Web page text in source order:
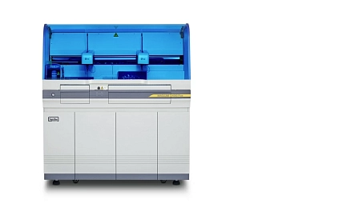
Брянск
Великий Новгород
Видное
Волгоград